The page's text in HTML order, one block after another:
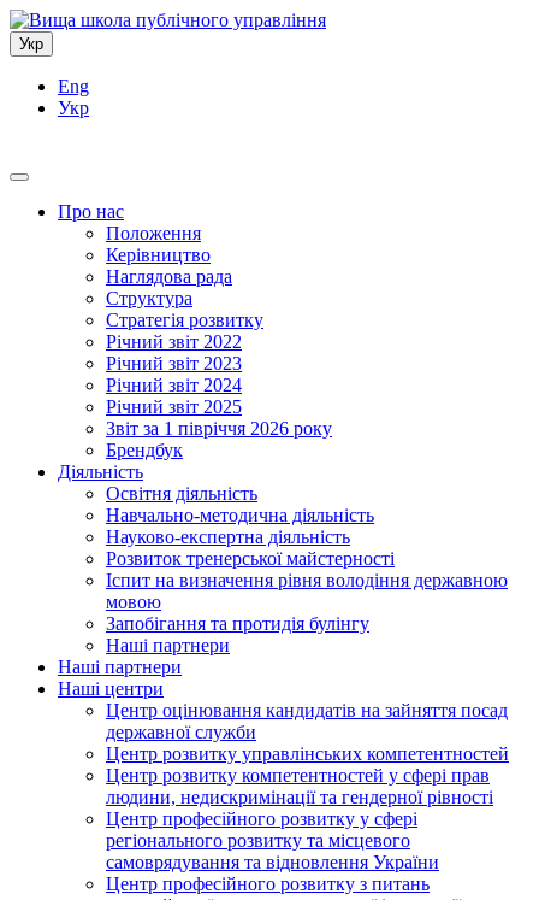
Укр
Eng
Укр
Про нас
Положення
Керівництво
Наглядова рада
Структура
Стратегія розвитку
Річний звіт 2022
Річний звіт 2023
Річний звіт 2024
Річний звіт 2025
Звіт за 1 півріччя 2026 року
Брендбук
Діяльність
Освітня діяльність
Навчально-методична діяльність
Науково-експертна діяльність
Розвиток тренерської майстерності
Іспит на визначення рівня володіння державною
мовою
Запобігання та протидія булінгу
Наші партнери
Наші партнери
Наші центри
Центр оцінювання кандидатів на зайняття посад
державної служби
Центр розвитку управлінських компетентностей
Центр розвитку компетентностей у сфері прав
людини, недискримінації та гендерної рівності
Центр професійного розвитку у сфері
регіонального розвитку та місцевого
самоврядування та відновлення України
Центр професійного розвитку з питань